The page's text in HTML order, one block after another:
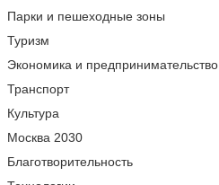
Парки и пешеходные зоны
Туризм
Экономика и предпринимательство
Транспорт
Культура
Москва 2030
Благотворительность